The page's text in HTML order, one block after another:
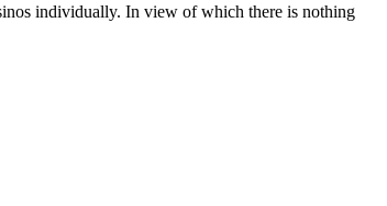
individually. In view of which there is nothing